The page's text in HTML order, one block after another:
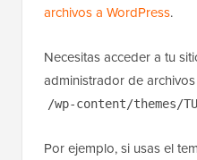
archivos a WordPress.
Necesitas acceder a tu
administrador de
/wp-content/themes/
Por ejemplo, si usas el